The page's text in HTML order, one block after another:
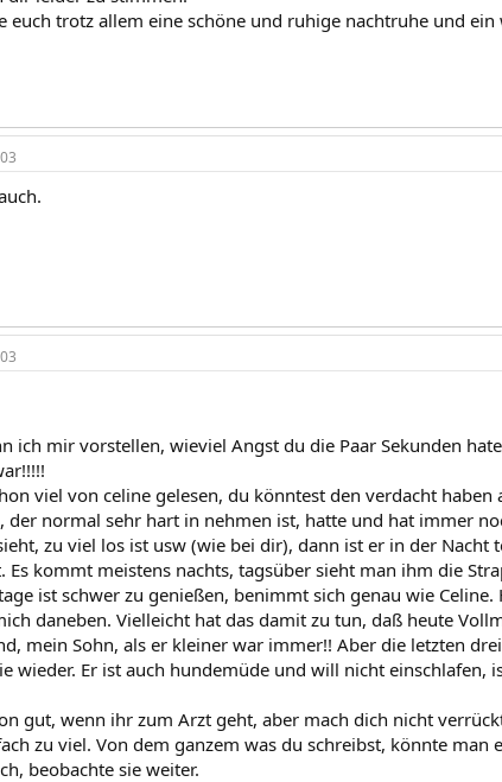
euch trotz allem eine schöne und ruhige nachtruhe und
ich mir vorstellen, wieviel Angst du die Paar Sekunden
viel von celine gelesen, du könntest den verdacht haben
der normal sehr hart in nehmen ist, hatte und hat immer
zu viel los ist usw (wie bei dir), dann ist er in der
Es kommt meistens nachts, tagsüber sieht man ihm die
ist schwer zu genießen, benimmt sich genau wie
daneben. Vielleicht hat das damit zu tun, daß heute
mein Sohn, als er kleiner war immer!! Aber die letzten
wieder. Er ist auch hundemüde und will nicht einschlafen,
gut, wenn ihr zum Arzt geht, aber mach dich nicht
zu viel. Von dem ganzem was du schreibst, könnte man
beobachte sie weiter.